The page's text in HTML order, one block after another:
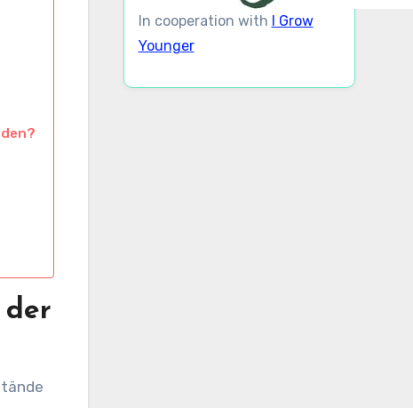
der
In cooperation with I Grow
Younger